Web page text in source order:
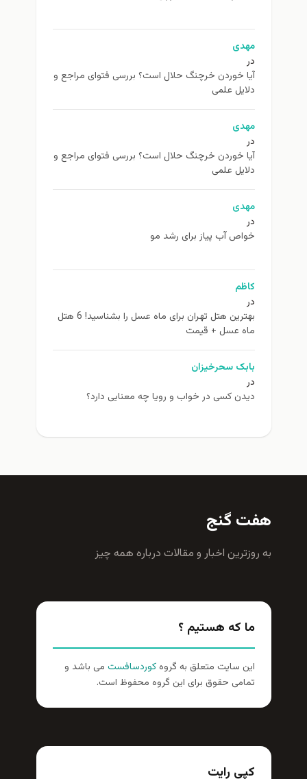
مهدی
در
آیا خوردن خرچنگ حلال است؟ بررسی فتوای مراجع و
دلایل علمی
مهدی
در
آیا خوردن خرچنگ حلال است؟ بررسی فتوای مراجع و
دلایل علمی
مهدی
در
خواص آب پیاز برای رشد مو
کاظم
در
بهترین هتل تهران برای ماه عسل را بشناسید! 6 هتل
ماه عسل + قیمت
بابک سحرخیزان
در
دیدن کسی در خواب و رویا چه معنایی دارد؟
هفت گنج
به روزترين اخبار و مقالات درباره همه چيز
ما که هستیم ؟
این سایت متعلق به گروهکوردسافست می باشد و
تمامی حقوق برای این گروه محفوظ است.
کپی رایت